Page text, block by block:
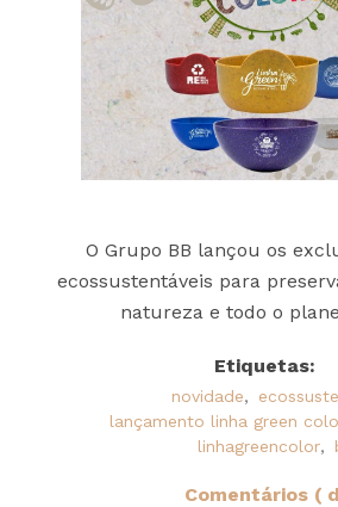
O Grupo BB lançou os
ecossustentáveis para
natureza e todo o
Etiquetas:
novidade,
lançamento linha green
linhagreencolor,
Comentários (